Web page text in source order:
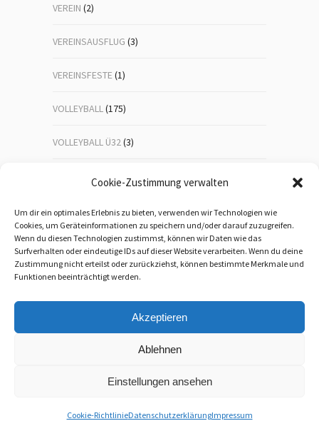
Cookie-Zustimmung verwalten
Um dir ein optimales Erlebnis zu bieten, verwenden wir Technologien wie
Cookies, um Geräteinformationen zu speichern und/oder darauf zuzugreifen.
Wenn du diesen Technologien zustimmst, können wir Daten wie das
Surfverhalten oder eindeutige IDs auf dieser Website verarbeiten. Wenn du deine
Zustimmung nicht erteilst oder zurückziehst, können bestimmte Merkmale und
Funktionen beeinträchtigt werden.
Akzeptieren
Ablehnen
Einstellungen ansehen
Cookie-RichtlinieDatenschutzerklärungImpressum
VEREIN (2)
VEREINSAUSFLUG (3)
VEREINSFESTE(1)
VOLLEYBALL(175)
VOLLEYBALL Ü32(3)
VOLLEYBALL-JUGEND (23)
WANDERN(192)
WEIHNACHTSFEIER(1)
WEITERBILDUNG(5)